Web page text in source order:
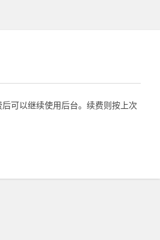
可以继续使用后台。续费则按上次